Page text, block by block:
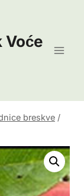
Voće
breskve /